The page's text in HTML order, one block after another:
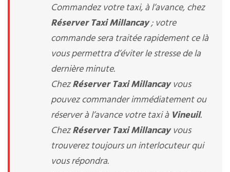
Commandez votre taxi, à l’avance, chez
Réserver Taxi Millancay; votre
commande sera traitée rapidement ce là
vous permettra d’éviter le stresse de la
dernière minute.
ChezRéserver Taxi Millancayvous
pouvez commander immédiatement ou
réserver à l’avance votre taxi à Vineuil.
ChezRéserver Taxi Millancayvous
trouverez toujours un interlocuteur qui
vous répondra.